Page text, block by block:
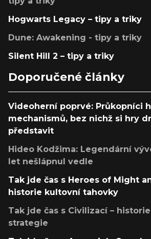
Hogwarts Legacy – tipy a triky
Dune: Awakening - tipy a triky
Silent Hill 2 – tipy a triky
Doporučené články
Videoherní poprvé: Průkopníci
mechanismů, bez nichž si hry
představit
Hideo Kodžima: Legendární
let nešlápnul vedle
Tak jde čas s Heroes of Might
historie kultovní tahovky
Tak jde čas s Civilizací –
strategie